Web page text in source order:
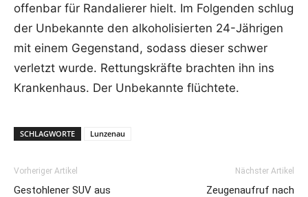
offenbar für Randalierer hielt. Im Folgenden schlug
der Unbekannte den alkoholisierten 24-Jährigen
mit einem Gegenstand, sodass dieser schwer
verletzt wurde. Rettungskräfte brachten ihn ins
Krankenhaus. Der Unbekannte flüchtete.
SCHLAGWORTE Lunzenau
Vorheriger Artikel
Gestohlener SUV aus
Nächster Artikel
Zeugenaufruf nach